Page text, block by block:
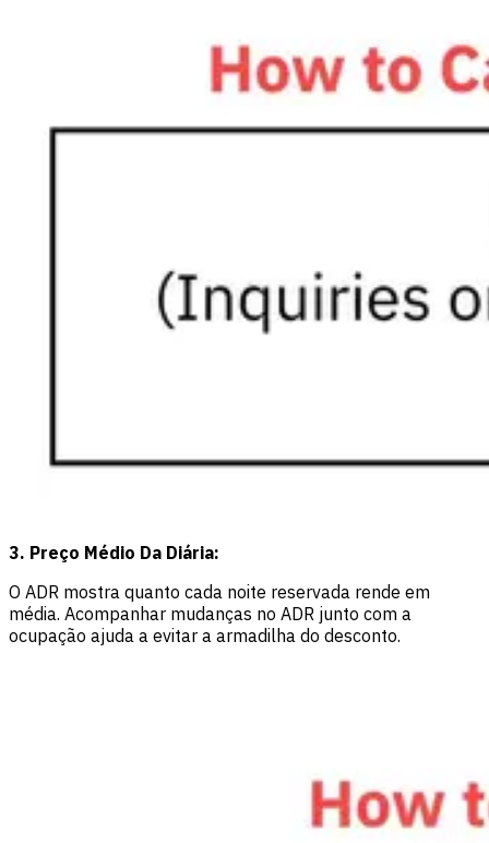
3. Preço Médio Da Diária:
O ADR mostra quanto cada noite reservada rende em
média. Acompanhar mudanças no ADR junto com a
ocupação ajuda a evitar a armadilha do desconto.